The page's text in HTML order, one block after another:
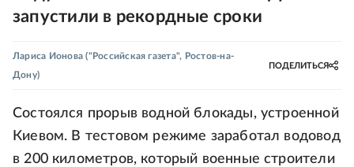
запустили в рекордные сроки
Лариса Ионова ("Российская газета", Ростов-на-
Дону)
ПОДЕЛИТЬСЯ
Состоялся прорыв водной блокады, устроенной
Киевом. В тестовом режиме заработал водовод
в 200 километров, который военные строители